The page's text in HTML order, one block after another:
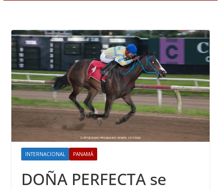
INTERNACIONAL PANAMÁ
DOÑA PERFECTA se